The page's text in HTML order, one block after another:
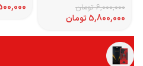
6,000,000 تومان
5,800,000تومان